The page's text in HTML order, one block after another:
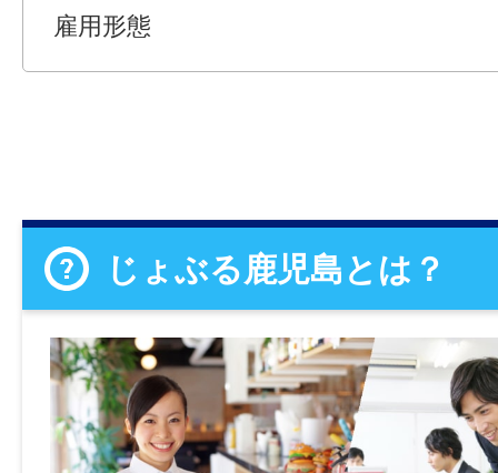
雇用形態
じょぶる鹿児島とは？